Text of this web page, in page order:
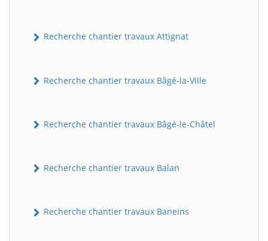
Recherche chantier travaux Attignat
Recherche chantier travaux Bâgé-la-Ville
Recherche chantier travaux Bâgé-le-Châtel
Recherche chantier travaux Balan
Recherche chantier travaux Baneins